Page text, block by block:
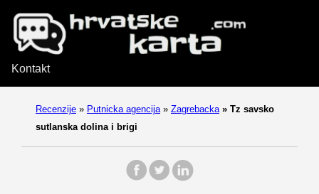
Kontakt
Recenzije » Putnicka agencija » Zagrebacka » Tz savsko
sutlanska dolina i brigi